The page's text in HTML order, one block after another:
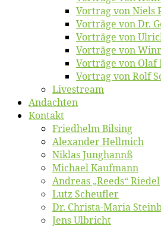
Vor­trag von Niels
Vor­trä­ge von Dr.
Vor­trä­ge von
Vor­trä­ge von
Vor­trä­ge von Olaf
Vor­trag von Rolf
Live­stream
An­dach­ten
Kon­takt
Fried­helm Bilsing
Alex­an­der Hellmich
Ni­klas Junghannß
Mi­cha­el Kaufmann
An­dre­as „Reeds“ Riedel
Lutz Scheuf­ler
Dr. Chris­­ta-Ma­ria
Jens Ulb­richt